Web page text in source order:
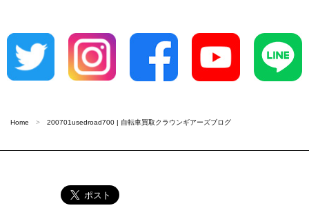
Home 200701usedroad700 | 自転車買取クラウンギアーズブログ